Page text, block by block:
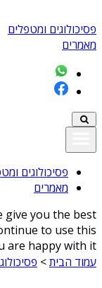
פסיכולוגים ומטפלים
מאמרים
פסיכולוגים
מאמרים
give you the best
to use this
are happy with it
עמוד הבית>